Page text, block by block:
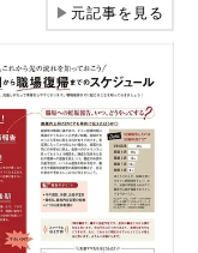
▶元記事を見る